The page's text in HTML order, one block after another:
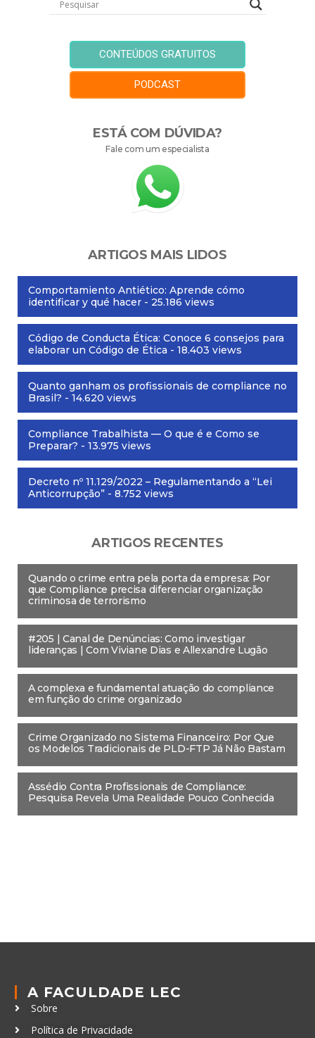
CONTEÚDOS GRATUITOS
PODCAST
ESTÁ COM DÚVIDA?
Fale com um especialista
ARTIGOS MAIS LIDOS
Comportamiento Antiético: Aprende cómo
identificar y qué hacer - 25.186 views
Código de Conducta Ética: Conoce 6 consejos para
elaborar un Código de Ética - 18.403 views
Quanto ganham os profissionais de compliance no
Brasil? - 14.620 views
Compliance Trabalhista — O que é e Como se
Preparar? - 13.975 views
Decreto nº 11.129/2022 – Regulamentando a “Lei
Anticorrupção” - 8.752 views
ARTIGOS RECENTES
Quando o crime entra pela porta da empresa: Por
que Compliance precisa diferenciar organização
criminosa de terrorismo
#205 | Canal de Denúncias: Como investigar
lideranças | Com Viviane Dias e Allexandre Lugão
A complexa e fundamental atuação do compliance
em função do crime organizado
Crime Organizado no Sistema Financeiro: Por Que
os Modelos Tradicionais de PLD-FTP Já Não Bastam
Assédio Contra Profissionais de Compliance:
Pesquisa Revela Uma Realidade Pouco Conhecida
A FACULDADE LEC
Sobre
Política de Privacidade